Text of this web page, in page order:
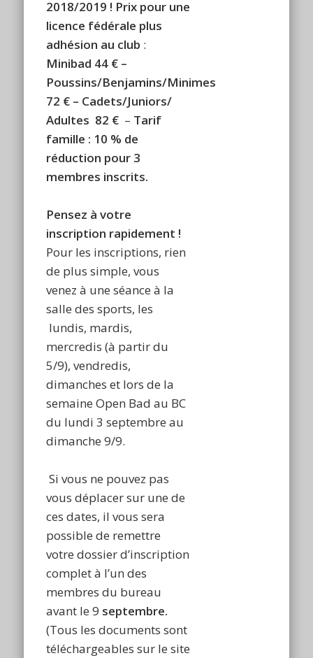
2018/2019 ! Prix pour une
licence fédérale plus
adhésion au club :
Minibad 44 € –
Poussins/Benjamins/Minimes
72 € – Cadets/Juniors/
Adultes 82 € – Tarif
famille : 10 % de
réduction pour 3
membres inscrits.
Pensez à votre
inscription rapidement !
Pour les inscriptions, rien
de plus simple, vous
venez à une séance à la
salle des sports, les
lundis, mardis,
mercredis (à partir du
5/9), vendredis,
dimanches et lors de la
semaine Open Bad au BC
du lundi 3 septembre au
dimanche 9/9.
Si vous ne pouvez pas
vous déplacer sur une de
ces dates, il vous sera
possible de remettre
votre dossier d’inscription
complet à l’un des
membres du bureau
avant le 9 septembre.
(Tous les documents sont
téléchargeables sur le site